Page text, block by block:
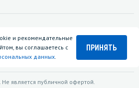
является публичной офертой.
и рекомендательные
вы соглашаетесь с
данных.
ПРИНЯТЬ